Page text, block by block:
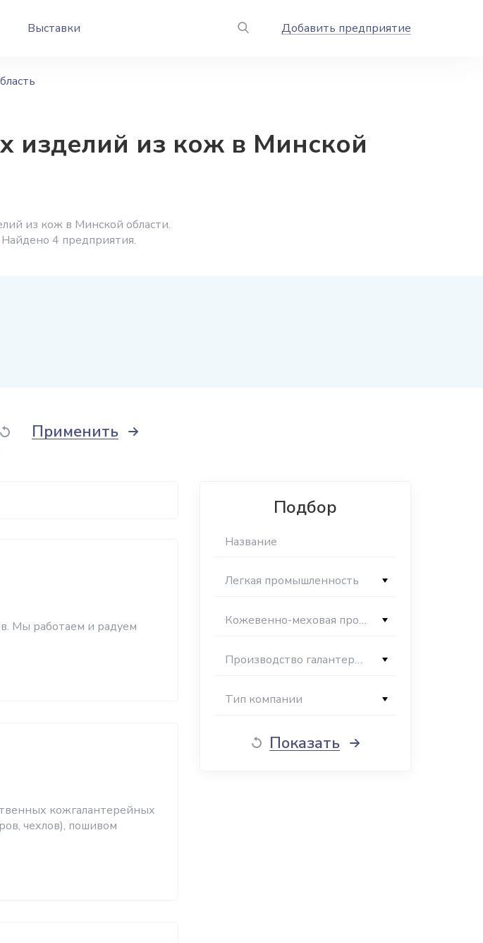
Выставки Добавить предприятие
изделий из кож в Минской
из кож в Минской области.
4 предприятия.
Применить
Мы работаем и радуем
кожгалантерейных
чехлов), пошивом
Подбор
Легкая промышленность
Кожевенно-меховая промышленность
Производство галантерейных изделий из кож
Тип компании
Показать